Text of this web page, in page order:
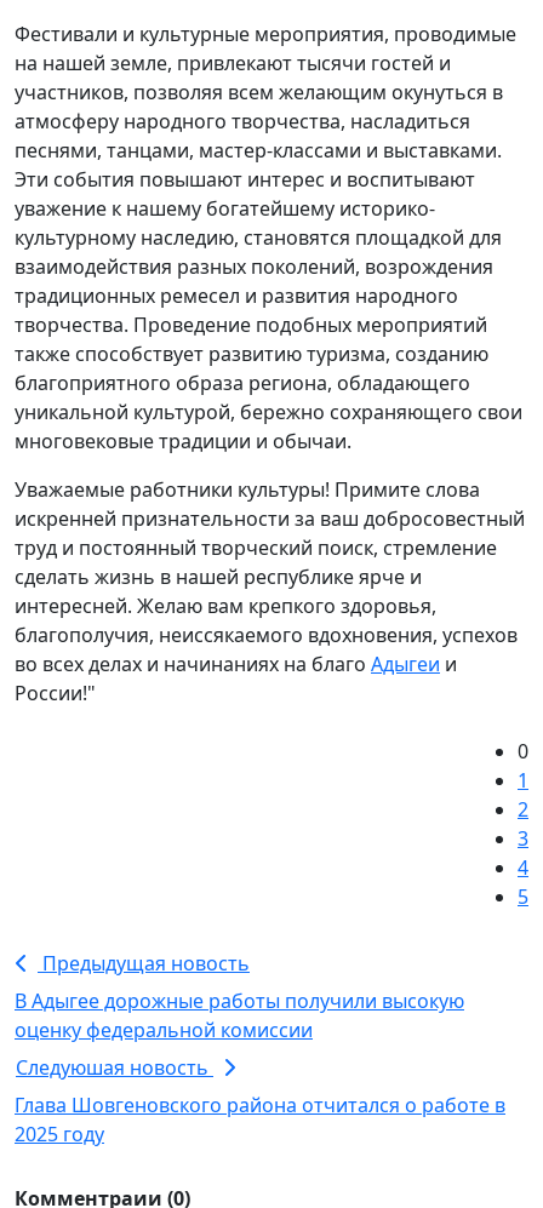
Фестивали и культурные мероприятия, проводимые
на нашей земле, привлекают тысячи гостей и
участников, позволяя всем желающим окунуться в
атмосферу народного творчества, насладиться
песнями, танцами, мастер-классами и выставками.
Эти события повышают интерес и воспитывают
уважение к нашему богатейшему историко-
культурному наследию, становятся площадкой для
взаимодействия разных поколений, возрождения
традиционных ремесел и развития народного
творчества. Проведение подобных мероприятий
также способствует развитию туризма, созданию
благоприятного образа региона, обладающего
уникальной культурой, бережно сохраняющего свои
многовековые традиции и обычаи.
Уважаемые работники культуры! Примите слова
искренней признательности за ваш добросовестный
труд и постоянный творческий поиск, стремление
сделать жизнь в нашей республике ярче и
интересней. Желаю вам крепкого здоровья,
благополучия, неиссякаемого вдохновения, успехов
во всех делах и начинаниях на благо Адыгеи и
России!"
0
1
2
3
4
5
Предыдущая новость
В Адыгее дорожные работы получили высокую
оценку федеральной комиссии
Следуюшая новость
Глава Шовгеновского района отчитался о работе в
2025 году
Комментраии (0)